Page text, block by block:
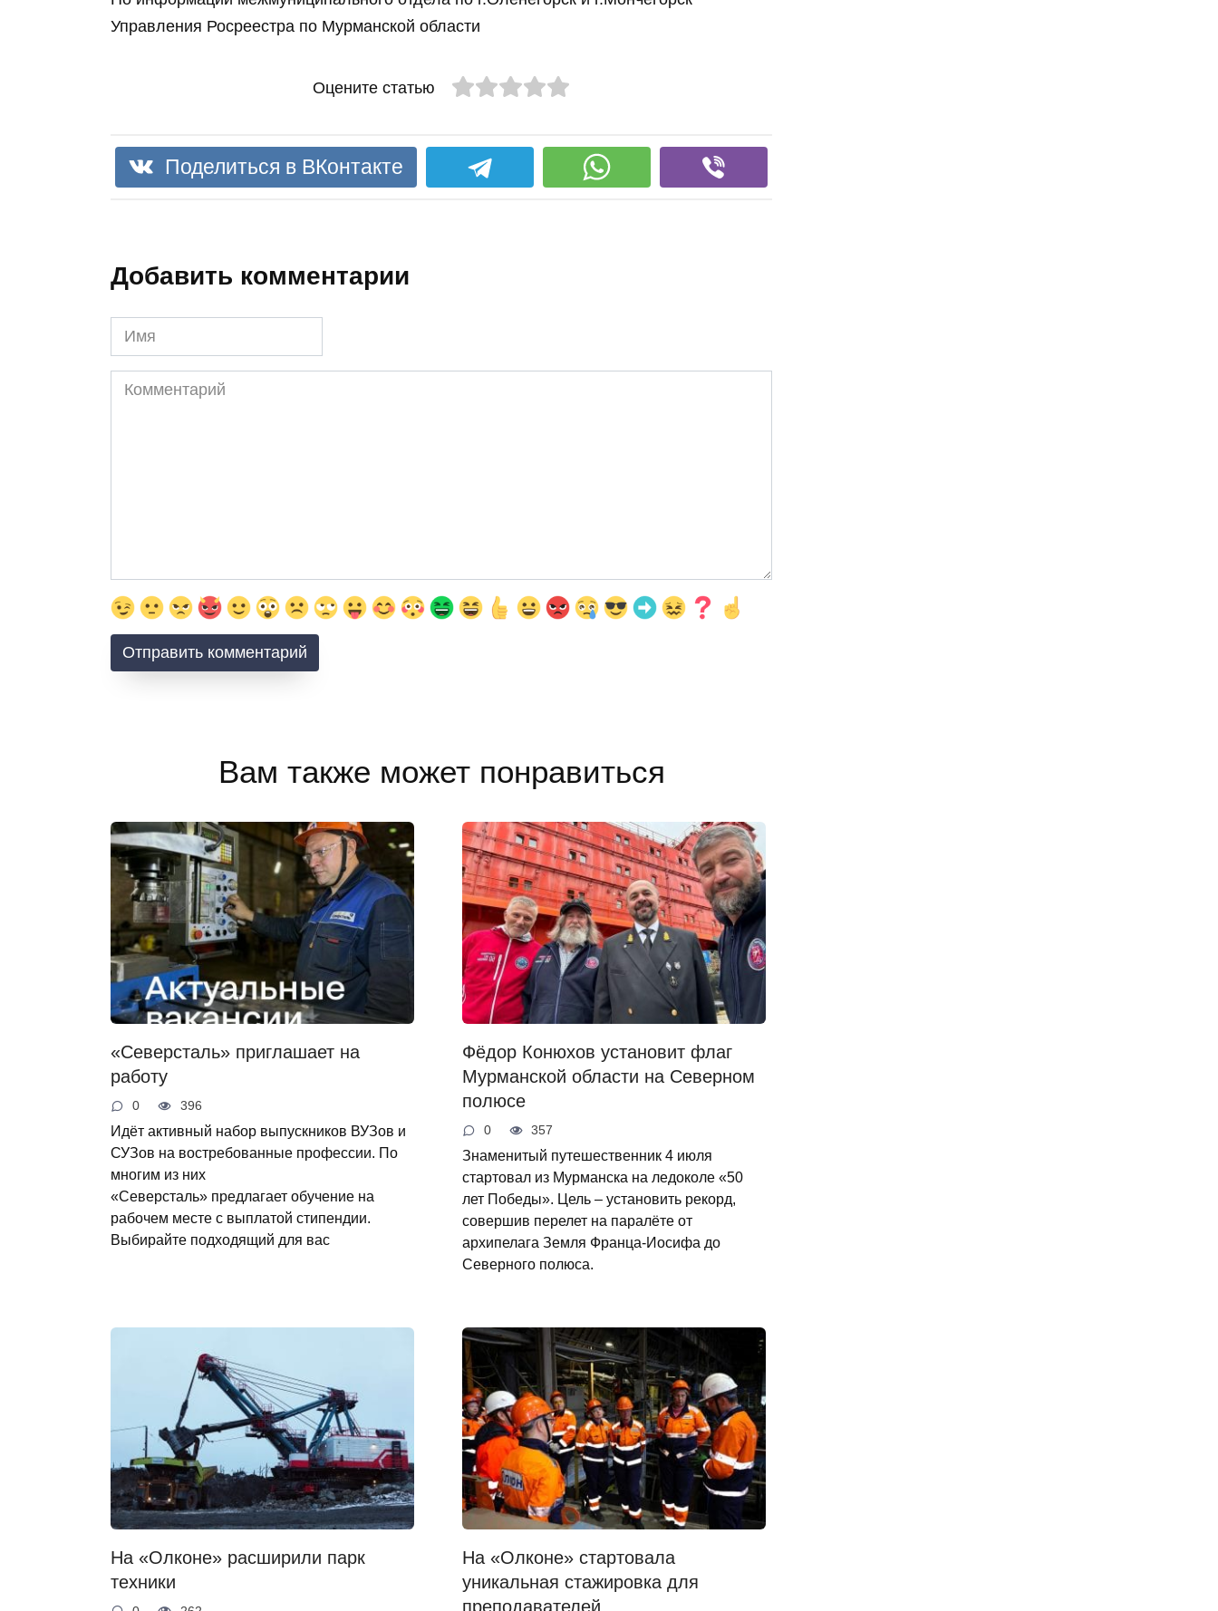
Управления Росреестра по Мурманской области
Оцените статью
Поделиться в ВКонтакте
Добавить комментарии
Имя
Комментарий
Вам также может понравиться
«Северсталь» приглашает на
работу
0 396
Идёт активный набор выпускников ВУЗов и
СУЗов на востребованные профессии. По
многим из них
«Северсталь» предлагает обучение на
рабочем месте с выплатой стипендии.
Выбирайте подходящий для вас
Фёдор Конюхов установит флаг
Мурманской области на Северном
полюсе
0 357
Знаменитый путешественник 4 июля
стартовал из Мурманска на ледоколе «50
лет Победы». Цель – установить рекорд,
совершив перелет на паралёте от
архипелага Земля Франца-Иосифа до
Северного полюса.
На «Олконе» расширили парк
техники
На «Олконе» стартовала
уникальная стажировка для
преподавателей